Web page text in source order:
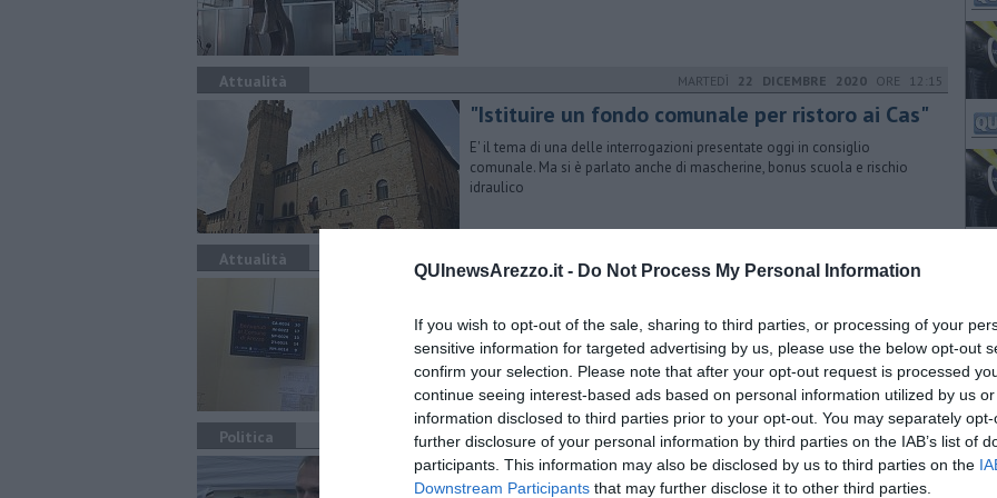
QUInewsArezzo.it - Do Not Process My Personal Information
If you wish to opt-out of the sale, sharing to third parties, or processing of your
sensitive information for targeted advertising by us, please use the below opt-out
confirm your selection. Please note that after your opt-out request is processed
continue seeing interest-based ads based on personal information utilized by us
information disclosed to third parties prior to your opt-out. You may separately
further disclosure of your personal information by third parties on the IAB’s list of
participants. This information may also be disclosed by us to third parties on the
Downstream Participants that may further disclose it to other third parties.
Attualità MARTEDÌ 22 DICEMBRE 2020 ORE 12:15
"Istituire un fondo comunale per ristoro ai Cas"
E' il tema di una delle interrogazioni presentate oggi in consiglio
comunale. Ma si è parlato anche di mascherine, bonus scuola e rischio
idraulico
Attualità
digitale
Quarta edizione dell'evento di PA Social. Il Comune di Arezzo nel
coordinamento della Toscana che sarà in diretta da Santa Fiora
Politica MARTEDÌ 27 LUGLIO 2021ORE 10:00
ScelgoArezzo incontra i cittadini di Rigutino